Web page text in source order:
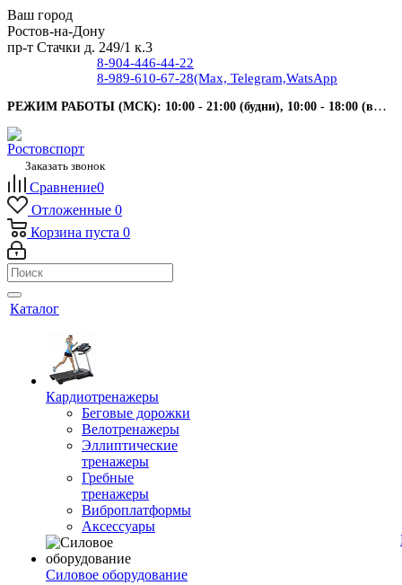
Ваш город
Ростов-на-Дону
пр-т Стачки д. 249/1 к.3
8-904-446-44-22
8-989-610-67-28(Max, Telegram,WatsApp
РЕЖИМ РАБОТЫ (МСК): 10:00 - 21:00 (будни), 10:00 - 18:00 (выходные).
Заказать звонок
Сравнение0
Отложенные 0
Корзина пуста 0
Каталог
Кардиотренажеры
Беговые дорожки
Велотренажеры
Эллиптические
тренажеры
Гребные
тренажеры
Виброплатформы
Аксессуары
Силовое оборудование